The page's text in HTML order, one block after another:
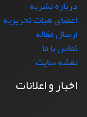
درباره نشریه
اعضای هیات تحریریه
ارسال مقاله
تماس با ما
نقشه سایت
اخبار و اعلانات